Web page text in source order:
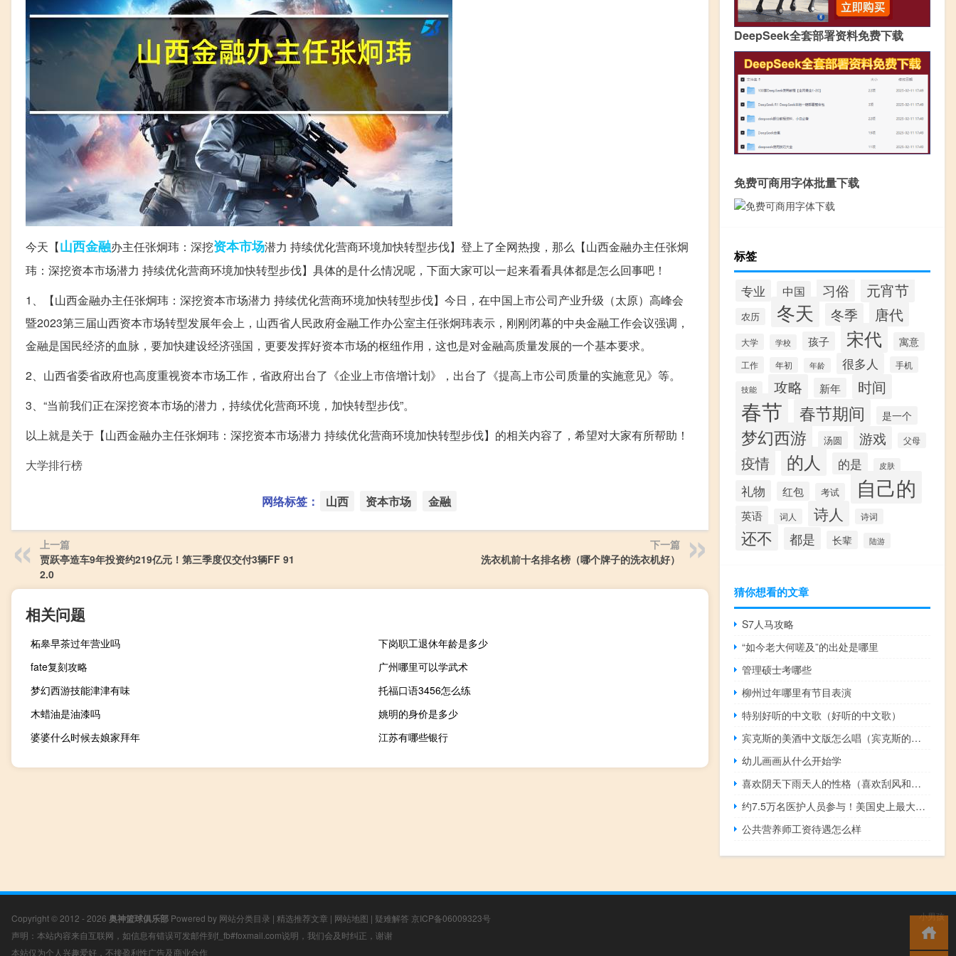
今天【山西金融办主任张炯玮：深挖资本市场潜力 持续优化营商环境加快转型步伐】登上了全网热搜，那么【山西金融办主任张炯
玮：深挖资本市场潜力 持续优化营商环境加快转型步伐】具体的是什么情况呢，下面大家可以一起来看看具体都是怎么回事吧！
1、【山西金融办主任张炯玮：深挖资本市场潜力 持续优化营商环境加快转型步伐】今日，在中国上市公司产业升级（太原）高峰会
暨2023第三届山西资本市场转型发展年会上，山西省人民政府金融工作办公室主任张炯玮表示，刚刚闭幕的中央金融工作会议强调，
金融是国民经济的血脉，要加快建设经济强国，更要发挥好资本市场的枢纽作用，这也是对金融高质量发展的一个基本要求。
2、山西省委省政府也高度重视资本市场工作，省政府出台了《企业上市倍增计划》，出台了《提高上市公司质量的实施意见》等。
3、“当前我们正在深挖资本市场的潜力，持续优化营商环境，加快转型步伐”。
以上就是关于【山西金融办主任张炯玮：深挖资本市场潜力 持续优化营商环境加快转型步伐】的相关内容了，希望对大家有所帮助！
大学排行榜
网络标签： 山西 资本市场 金融
上一篇
贾跃亭造车9年投资约219亿元！第三季度仅交付3辆FF 91
2.0
下一篇
洗衣机前十名排名榜（哪个牌子的洗衣机好）
相关问题
柘皋早茶过年营业吗
下岗职工退休年龄是多少
fate复刻攻略
广州哪里可以学武术
梦幻西游技能津津有味
托福口语3456怎么练
木蜡油是油漆吗
姚明的身价是多少
婆婆什么时候去娘家拜年
江苏有哪些银行
DeepSeek全套部署资料免费下载
免费可商用字体批量下载
标签
专业 中国 习俗 元宵节
农历 冬天 冬季 唐代
大学 学校 孩子 宋代 寓意
工作 年初 年龄 很多人 手机
技能 攻略 新年 时间
春节 春节期间 是一个
梦幻西游 汤圆 游戏 父母
疫情 的人 的是 皮肤
礼物 红包 考试 自己的
英语 词人 诗人 诗词
还不 都是 长辈 陆游
猜你想看的文章
S7人马攻略
“如今老大何嗟及”的出处是哪里
管理硕士考哪些
柳州过年哪里有节目表演
特别好听的中文歌（好听的中文歌）
宾克斯的美酒中文版怎么唱（宾克斯的美酒中文版的歌词）
幼儿画画从什么开始学
喜欢阴天下雨天人的性格（喜欢刮风和下雨的人的性格是怎样的）
约7.5万名医护人员参与！美国史上最大规模医疗罢工上演
公共营养师工资待遇怎么样
Copyright © 2012 - 2026 奥神篮球俱乐部 Powered by 网站分类目录 | 精选推荐文章 | 网站地图 | 疑难解答 京ICP备06009323号
声明：本站内容来自互联网，如信息有错误可发邮件到f_fb#foxmail.com说明，我们会及时纠正，谢谢
本站仅为个人兴趣爱好，不接盈利性广告及商业合作
小男孩